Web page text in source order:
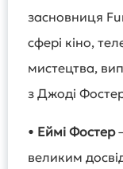
засновниця
сфері кіно,
мистецтва,
з Джоді
• Еймі Фостер
великим